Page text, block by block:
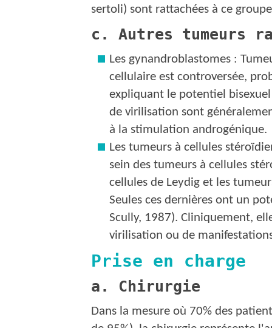
sertoli) sont rattachées à ce
c. Autres tumeurs
Les gynandroblastomes :
cellulaire est controversée,
expliquant le potentiel
de virilisation sont
à la stimulation androgénique.
Les tumeurs à cellules
sein des tumeurs à cellules
cellules de Leydig et les
Seules ces dernières ont un
Scully, 1987). Cliniquement,
virilisation ou de
Prise en charge
a. Chirurgie
Dans la mesure où 70% des